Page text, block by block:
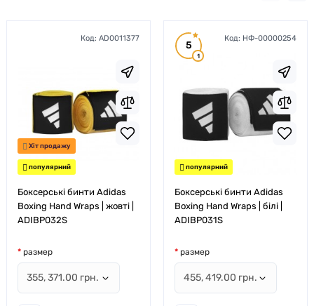
Код: AD0011377
Хіт продажу
популярний
Боксерські бинти Adidas
Boxing Hand Wraps | жовті |
ADIBP032S
размер
Код: НФ-00000254
5
1
популярний
Боксерські бинти Adidas
Boxing Hand Wraps | білі |
ADIBP031S
размер